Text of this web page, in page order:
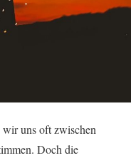
uns oft zwischen
Doch die